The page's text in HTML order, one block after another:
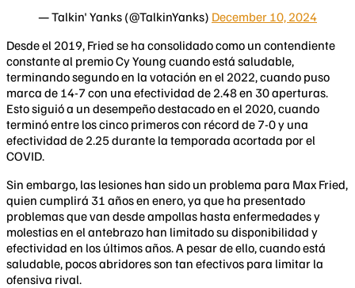
— Talkin' Yanks (@TalkinYanks) December 10, 2024
Desde el 2019, Fried se ha consolidado como un contendiente
constante al premio Cy Young cuando está saludable,
terminando segundo en la votación en el 2022, cuando puso
marca de 14-7 con una efectividad de 2.48 en 30 aperturas.
Esto siguió a un desempeño destacado en el 2020, cuando
terminó entre los cinco primeros con récord de 7-0 y una
efectividad de 2.25 durante la temporada acortada por el
COVID.
Sin embargo, las lesiones han sido un problema para Max Fried,
quien cumplirá 31 años en enero, ya que ha presentado
problemas que van desde ampollas hasta enfermedades y
molestias en el antebrazo han limitado su disponibilidad y
efectividad en los últimos años. A pesar de ello, cuando está
saludable, pocos abridores son tan efectivos para limitar la
ofensiva rival.